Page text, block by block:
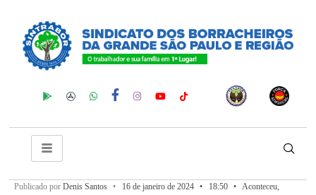
Publicado por Denis Santos • 16 de janeiro de 2024 • 18:50 • Aconteceu,